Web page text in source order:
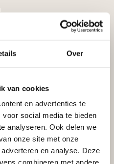
Over
van cookies
en advertenties te
social media te bieden
analyseren. Ook delen we
onze site met onze
en analyse. Deze
combineren met andere
(115 x 185
lengte 2 m
(75 x 50 mm), €38,40